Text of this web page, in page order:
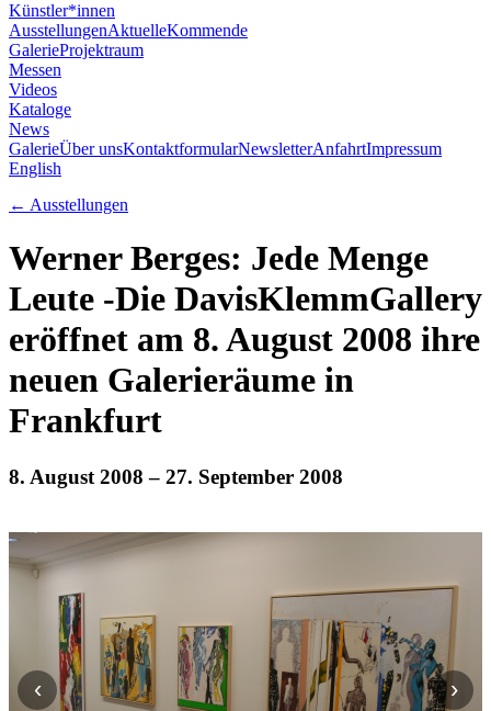
Künstler*innen
AusstellungenAktuelleKommende
GalerieProjektraum
Messen
Videos
Kataloge
News
GalerieÜber unsKontaktformularNewsletterAnfahrtImpressum
English
← Ausstellungen
Werner Berges: Jede Menge
Leute -Die DavisKlemmGallery
eröffnet am 8. August 2008 ihre
neuen Galerieräume in
Frankfurt
8. August 2008 – 27. September 2008
‹ ›